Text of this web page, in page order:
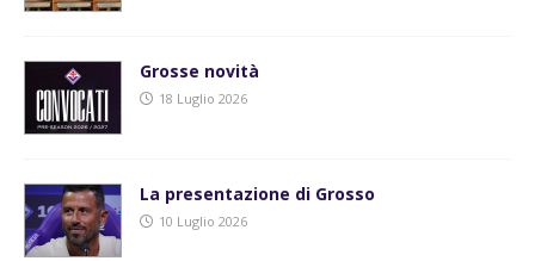
Grosse novità
18 Luglio 2026
La presentazione di Grosso
10 Luglio 2026